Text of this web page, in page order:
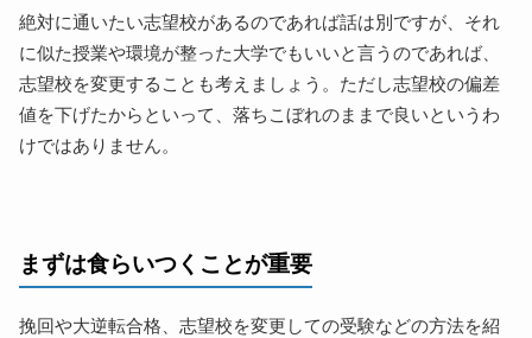
絶対に通いたい志望校があるのであれば話は別ですが、それ
に似た授業や環境が整った大学でもいいと言うのであれば、
志望校を変更することも考えましょう。ただし志望校の偏差
値を下げたからといって、落ちこぼれのままで良いというわ
けではありません。
まずは食らいつくことが重要
挽回や大逆転合格、志望校を変更しての受験などの方法を紹